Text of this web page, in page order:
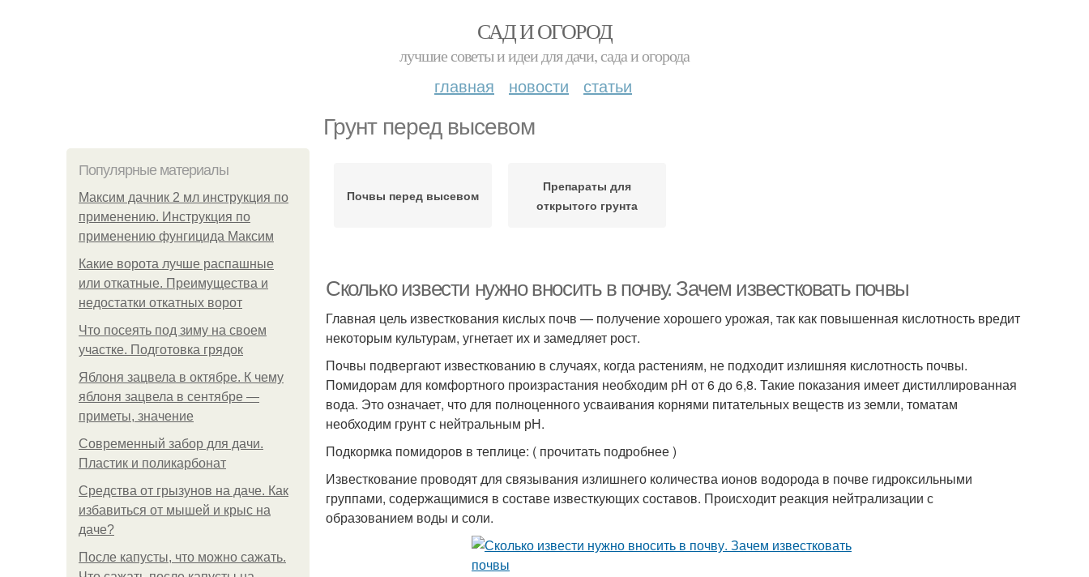
САД И ОГОРОД
лучшие советы и идеи для дачи, сада и огорода
главная новости статьи
Грунт перед высевом
Популярные материалы
Максим дачник 2 мл инструкция по
применению. Инструкция по
применению фунгицида Максим
Какие ворота лучше распашные
или откатные. Преимущества и
недостатки откатных ворот
Что посеять под зиму на своем
участке. Подготовка грядок
Яблоня зацвела в октябре. К чему
яблоня зацвела в сентябре —
приметы, значение
Современный забор для дачи.
Пластик и поликарбонат
Средства от грызунов на даче. Как
избавиться от мышей и крыс на
даче?
После капусты, что можно сажать.
Почвы перед высевом
Препараты для
открытого грунта
Сколько извести нужно вносить в почву. Зачем известковать почвы
Главная цель известкования кислых почв — получение хорошего урожая, так как повышенная кислотность вредит
некоторым культурам, угнетает их и замедляет рост.
Почвы подвергают известкованию в случаях, когда растениям, не подходит излишняя кислотность почвы.
Помидорам для комфортного произрастания необходим рН от 6 до 6,8. Такие показания имеет дистиллированная
вода. Это означает, что для полноценного усваивания корнями питательных веществ из земли, томатам
необходим грунт с нейтральным рН.
Подкормка помидоров в теплице: ( прочитать подробнее )
Известкование проводят для связывания излишнего количества ионов водорода в почве гидроксильными
группами, содержащимися в составе известкующих составов. Происходит реакция нейтрализации с
образованием воды и соли.